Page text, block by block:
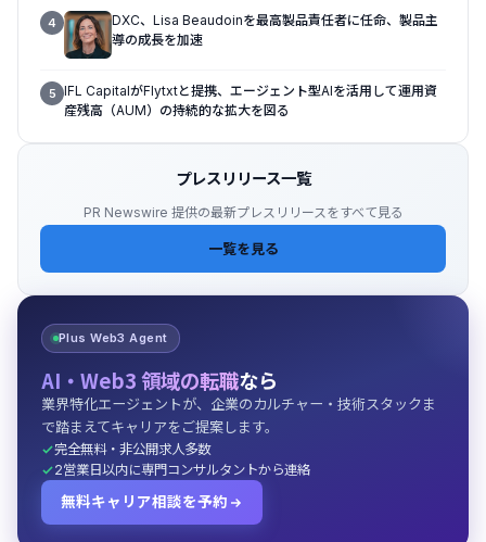
4
DXC、Lisa Beaudoinを最高製品責任者に任命、製品主
導の成長を加速
5 IFL CapitalがFlytxtと提携、エージェント型AIを活用して運用資
産残高（AUM）の持続的な拡大を図る
プレスリリース一覧
PR Newswire 提供の最新プレスリリースをすべて見る
一覧を見る
Plus Web3 Agent
AI・Web3 領域の転職なら
業界特化エージェントが、企業のカルチャー・技術スタックま
で踏まえてキャリアをご提案します。
完全無料・非公開求人多数
2営業日以内に専門コンサルタントから連絡
無料キャリア相談を予約